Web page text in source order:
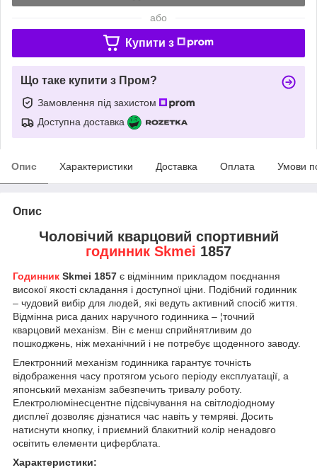
або
Купити з
Що таке купити з Пром?
Замовлення під захистом
Доступна доставка
Опис Характеристики Доставка Оплата Умови
Опис
Чоловічий кварцовий спортивний
годинник Skmei 1857
Годинник Skmei 1857 є відмінним прикладом поєднання
високої якості складання і доступної ціни. Подібний годинник
– чудовий вибір для людей, які ведуть активний спосіб життя.
Відмінна риса даних наручного годинника – ¦точний
кварцовий механізм. Він є менш сприйнятливим до
пошкоджень, ніж механічний і не потребує щоденного заводу.
Електронний механізм годинника гарантує точність
відображення часу протягом усього періоду експлуатації, а
японський механізм забезпечить тривалу роботу.
Електролюмінесцентне підсвічування на світлодіодному
дисплеї дозволяє дізнатися час навіть у темряві. Досить
натиснути кнопку, і приємний блакитний колір ненадовго
освітить елементи циферблата.
Характеристики: